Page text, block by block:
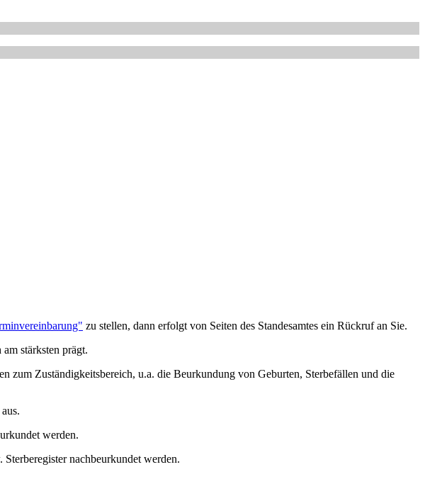
zu stellen, dann erfolgt von Seiten des Standesamtes ein Rückruf an Sie.
stärksten prägt.
zum Zuständigkeitsbereich, u.a. die Beurkundung von Geburten, Sterbefällen und die
werden.
nachbeurkundet werden.